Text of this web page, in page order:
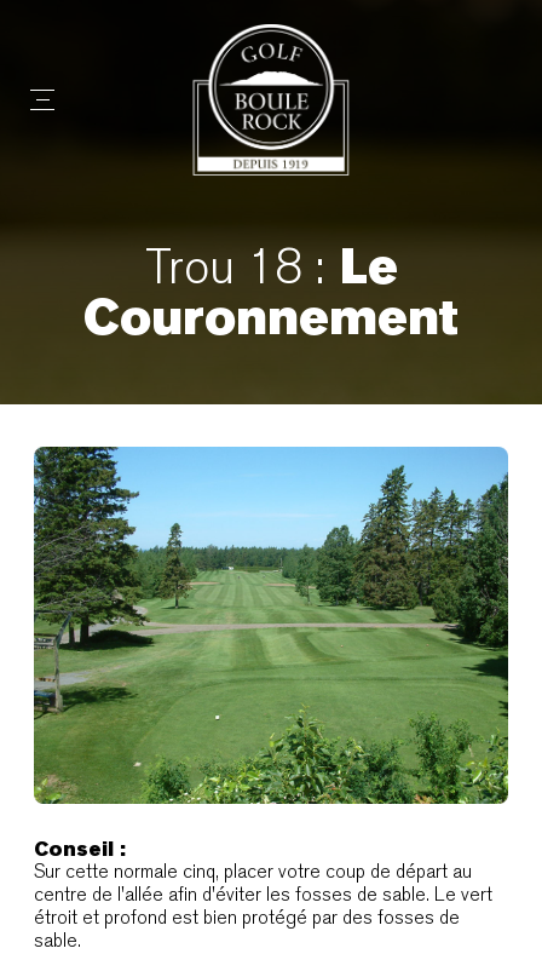
Trou 18 : Le
Couronnement
Conseil :
Sur cette normale cinq, placer votre coup de départ au
centre de l'allée afin d'éviter les fosses de sable. Le vert
étroit et profond est bien protégé par des fosses de
sable.